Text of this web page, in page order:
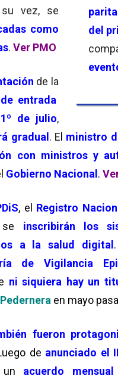
del
vez, se
como
. Ver PMO
de la
entrada
de julio,
gradual. El ministro
con ministros y
Gobierno Nacional.
, el Registro
se inscribirán los
a la salud digital.
de Vigilancia
ni siquiera hay un
en mayo
fueron
de anunciado el
un acuerdo mensual